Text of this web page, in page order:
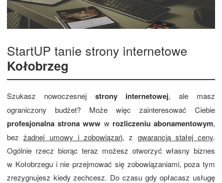
StartUP tanie strony internetowe
Kołobrzeg
Szukasz nowoczesnej strony internetowej, ale masz
ograniczony budżet? Może więc zainteresować Ciebie
profesjonalna strona www w rozliczeniu abonamentowym,
bezżadnej umowy i zobowiązań, z gwarancją stałej ceny.
Ogólnie rzecz biorąc teraz możesz otworzyć własny biznes
w Kołobrzegu i nie przejmować się zobowiązaniami, poza tym
zrezygnujesz kiedy zechcesz. Do czasu gdy opłacasz usługę